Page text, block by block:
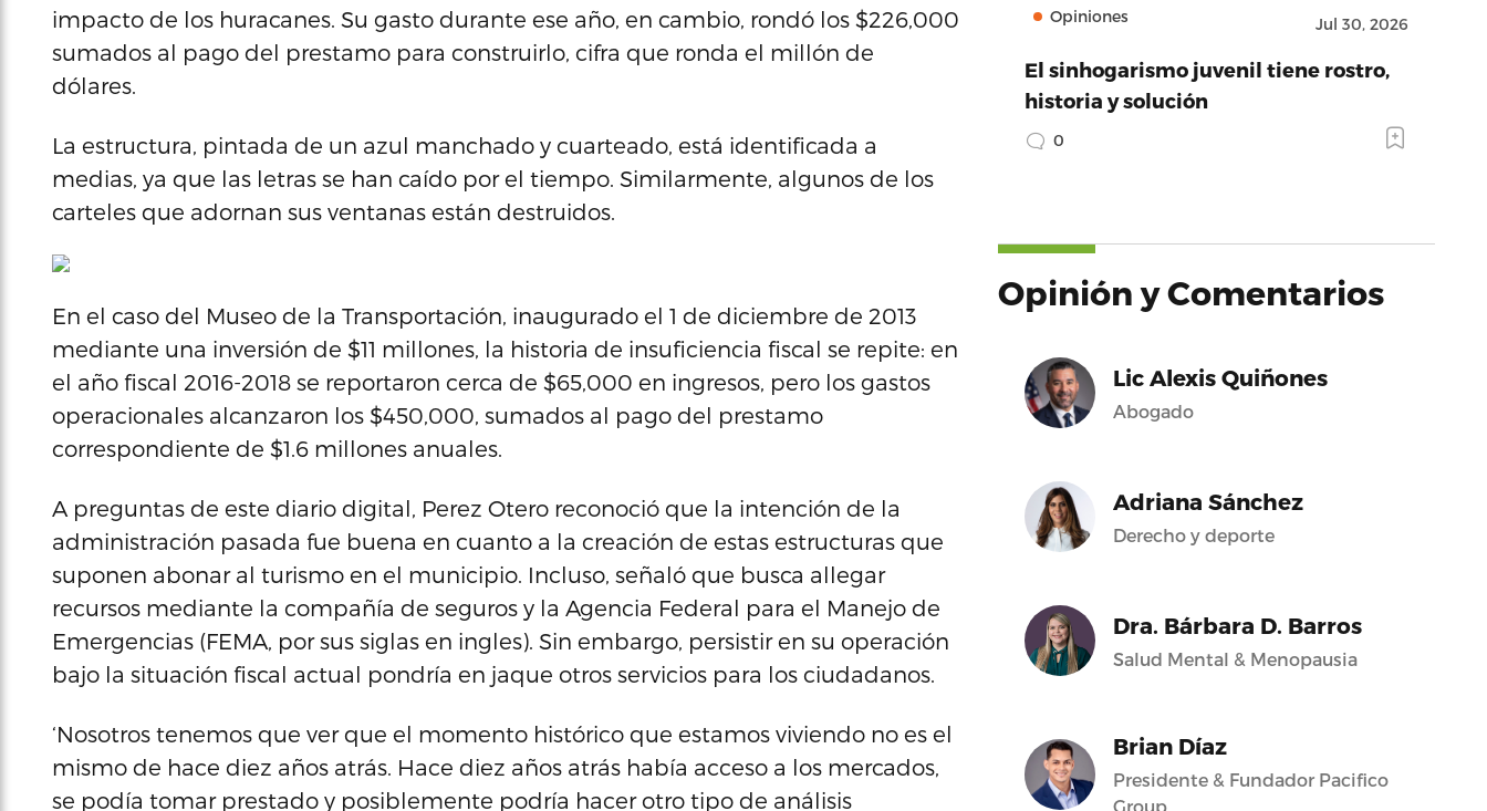
impacto de los huracanes. Su gasto durante ese año, en cambio, rondó los $226,000
sumados al pago del prestamo para construirlo, cifra que ronda el millón de
dólares.
La estructura, pintada de un azul manchado y cuarteado, está identificada a
medias, ya que las letras se han caído por el tiempo. Similarmente, algunos de los
carteles que adornan sus ventanas están destruidos.
En el caso del Museo de la Transportación, inaugurado el 1 de diciembre de 2013
mediante una inversión de $11 millones, la historia de insuficiencia fiscal se repite: en
el año fiscal 2016-2018 se reportaron cerca de $65,000 en ingresos, pero los gastos
operacionales alcanzaron los $450,000, sumados al pago del prestamo
correspondiente de $1.6 millones anuales.
A preguntas de este diario digital, Perez Otero reconoció que la intención de la
administración pasada fue buena en cuanto a la creación de estas estructuras que
suponen abonar al turismo en el municipio. Incluso, señaló que busca allegar
recursos mediante la compañía de seguros y la Agencia Federal para el Manejo de
Emergencias (FEMA, por sus siglas en ingles). Sin embargo, persistir en su operación
bajo la situación fiscal actual pondría en jaque otros servicios para los ciudadanos.
‘Nosotros tenemos que ver que el momento histórico que estamos viviendo no es el
mismo de hace diez años atrás. Hace diez años atrás había acceso a los mercados,
se podía tomar prestado y posiblemente podría hacer otro tipo de análisis
Opiniones Jul 30, 2026
El sinhogarismo juvenil tiene rostro,
historia y solución
0
Opinión y Comentarios
Lic Alexis Quiñones
Abogado
Adriana Sánchez
Derecho y deporte
Dra. Bárbara D. Barros
Salud Mental & Menopausia
Brian Díaz
Presidente & Fundador Pacifico
Group